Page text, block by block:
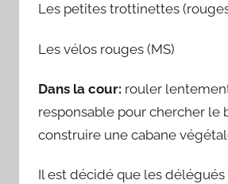
Les petites trottinettes
Les vélos rouges (MS)
Dans la cour: rouler
responsable pour chercher le
construire une cabane
Il est décidé que les